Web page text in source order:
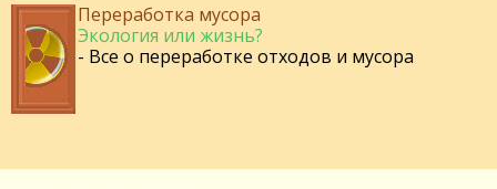
Переработка мусора
Экология или жизнь?
- Все о переработке отходов и мусора